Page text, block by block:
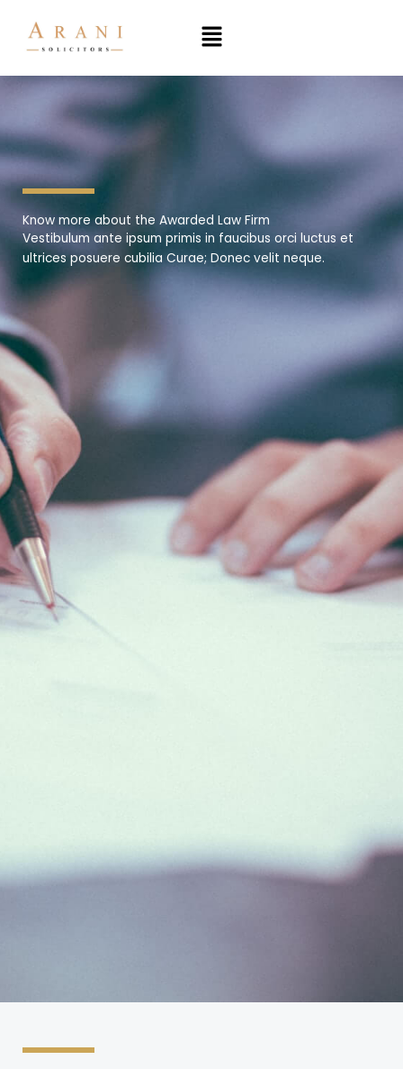
content
Know more about the Awarded Law Firm
Vestibulum ante ipsum primis in faucibus orci luctus et
ultrices posuere cubilia Curae; Donec velit neque.